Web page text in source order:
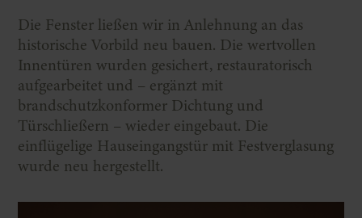
Die Fenster ließen wir in Anlehnung an das
historische Vorbild neu bauen. Die wertvollen
Innentüren wurden gesichert, restauratorisch
aufgearbeitet und – ergänzt mit
brandschutzkonformer Dichtung und
Türschließern – wieder eingebaut. Die
einflügelige Hauseingangstür mit Festverglasung
wurde neu hergestellt.